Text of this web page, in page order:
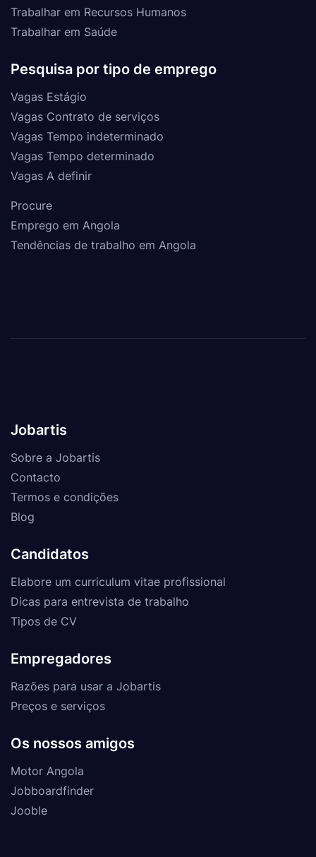
Trabalhar em Recursos Humanos
Trabalhar em Saúde
Pesquisa por tipo de emprego
Vagas Estágio
Vagas Contrato de serviços
Vagas Tempo indeterminado
Vagas Tempo determinado
Vagas A definir
Procure
Emprego em Angola
Tendências de trabalho em Angola
Jobartis
Sobre a Jobartis
Contacto
Termos e condições
Blog
Candidatos
Elabore um curriculum vitae profissional
Dicas para entrevista de trabalho
Tipos de CV
Empregadores
Razões para usar a Jobartis
Preços e serviços
Os nossos amigos
Motor Angola
Jobboardfinder
Jooble